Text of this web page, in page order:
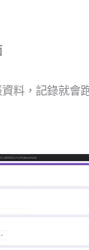
料，記錄就會